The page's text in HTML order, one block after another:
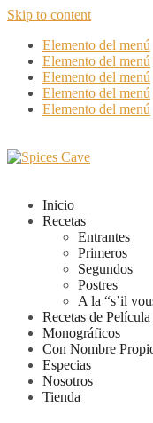
Skip to content
Elemento del menú
Elemento del menú
Elemento del menú
Elemento del menú
Elemento del menú
Inicio
Recetas
Entrantes
Primeros
Segundos
Postres
A la “s’il
Recetas de Película
Monográficos
Con Nombre
Especias
Nosotros
Tienda